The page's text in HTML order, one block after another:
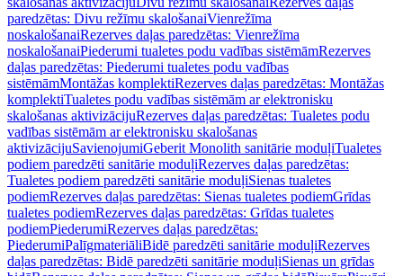
paredzētas: Divu režīmu skalošanaiVienrežīma
noskalošanaiRezerves daļas paredzētas: Vienrežīma
noskalošanaiPiederumi tualetes podu vadības sistēmāmRezerves
daļas paredzētas: Piederumi tualetes podu vadības
sistēmāmMontāžas komplektiRezerves daļas paredzētas: Montāžas
komplektiTualetes podu vadības sistēmām ar elektronisku
skalošanas aktivizācijuRezerves daļas paredzētas: Tualetes podu
vadības sistēmām ar elektronisku skalošanas
aktivizācijuSavienojumiGeberit Monolith sanitārie moduļiTualetes
podiem paredzēti sanitārie moduļiRezerves daļas paredzētas:
Tualetes podiem paredzēti sanitārie moduļiSienas tualetes
podiemRezerves daļas paredzētas: Sienas tualetes podiemGrīdas
tualetes podiemRezerves daļas paredzētas: Grīdas tualetes
podiemPiederumiRezerves daļas paredzētas:
PiederumiPalīgmateriāliBidē paredzēti sanitārie moduļiRezerves
daļas paredzētas: Bidē paredzēti sanitārie moduļiSienas un grīdas